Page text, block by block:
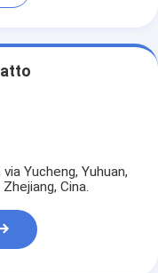
Yucheng, Yuhuan,
Cina.